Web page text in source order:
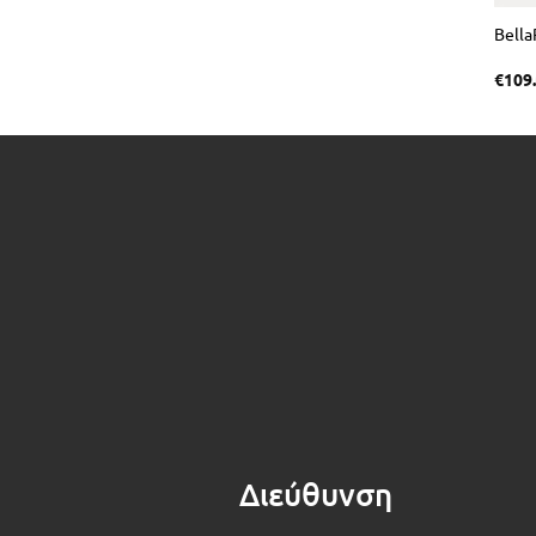
€
Διεύθυνση